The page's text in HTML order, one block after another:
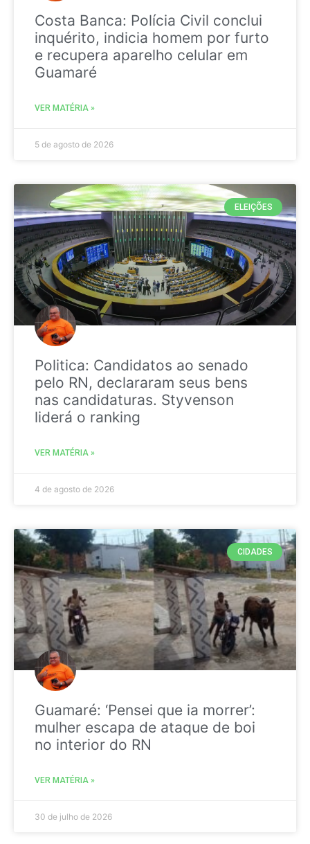
Costa Banca: Polícia Civil conclui
inquérito, indicia homem por furto
e recupera aparelho celular em
Guamaré
VER MATÉRIA »
5 de agosto de 2026
ELEIÇÕES
Politica: Candidatos ao senado
pelo RN, declararam seus bens
nas candidaturas. Styvenson
liderá o ranking
VER MATÉRIA »
4 de agosto de 2026
CIDADES
Guamaré: ‘Pensei que ia morrer’:
mulher escapa de ataque de boi
no interior do RN
VER MATÉRIA »
30 de julho de 2026